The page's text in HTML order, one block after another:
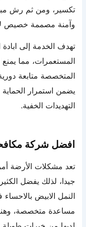
تكسير، ومن ثم رش
وآمنة مصممة خصيص
تهدف الخدمة إلى
المستعمرات، مما يمنع
المتخصصة متابعة
يضمن استمرار الحماية
التهديدات الخفية.
افضل شركة
تعد مشكلات الأرضة
جيدا، لذلك يفضل
النمل الابيض
مساعدة متخصصة،